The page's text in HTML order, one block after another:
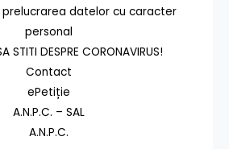
prelucrarea datelor cu caracter
personal
STITI DESPRE CORONAVIRUS!
Contact
ePetiție
A.N.P.C. – SAL
A.N.P.C.